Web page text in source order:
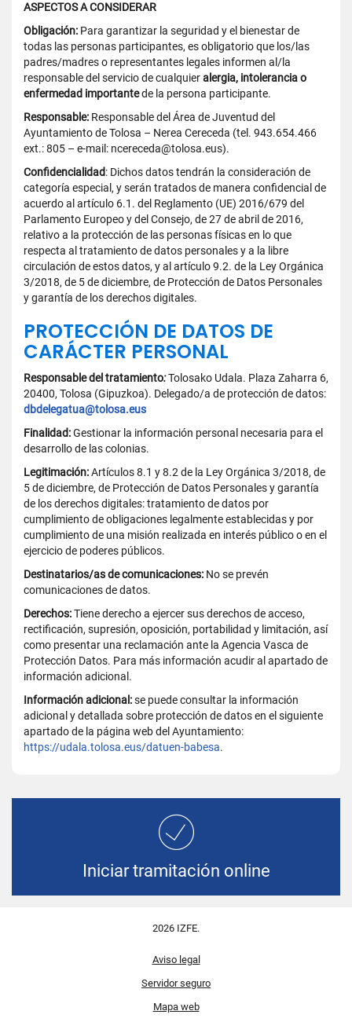
ASPECTOS A CONSIDERAR
Obligación: Para garantizar la seguridad y el bienestar de
todas las personas participantes, es obligatorio que los/las
padres/madres o representantes legales informen al/la
responsable del servicio de cualquieralergia, intolerancia o
enfermedad importantede la persona participante.
Responsable: Responsable del Área de Juventud del
Ayuntamiento de Tolosa – Nerea Cereceda (tel. 943.654.466
ext.: 805 – e-mail: ncereceda@tolosa.eus).
Confidencialidad: Dichos datos tendrán la consideración de
categoría especial, y serán tratados de manera confidencial de
acuerdo al artículo 6.1. del Reglamento (UE) 2016/679 del
Parlamento Europeo y del Consejo, de 27 de abril de 2016,
relativo a la protección de las personas físicas en lo que
respecta al tratamiento de datos personales y a la libre
circulación de estos datos, y al artículo 9.2. de la Ley Orgánica
3/2018, de 5 de diciembre, de Protección de Datos Personales
y garantía de los derechos digitales.
PROTECCIÓN DE DATOS DE
CARÁCTER PERSONAL
Responsable del tratamiento:Tolosako Udala. Plaza Zaharra 6,
20400, Tolosa (Gipuzkoa). Delegado/a de protección de datos:
dbdelegatua@tolosa.eus
Finalidad:Gestionar la información personal necesaria para el
desarrollo de las colonias.
Legitimación:Artículos 8.1 y 8.2 de la Ley Orgánica 3/2018, de
5 de diciembre, de Protección de Datos Personales y garantía
de los derechos digitales: tratamiento de datos por
cumplimiento de obligaciones legalmente establecidas y por
cumplimiento de una misión realizada en interés público o en el
ejercicio de poderes públicos.
Destinatarios/as de comunicaciones: No se prevén
comunicaciones de datos.
Derechos:Tiene derecho a ejercer sus derechos de acceso,
rectificación, supresión, oposición, portabilidad y limitación, así
como presentar una reclamación ante la Agencia Vasca de
Protección Datos. Para más información acudir al apartado de
información adicional.
Información adicional:se puede consultar la información
adicional y detallada sobre protección de datos en el siguiente
apartado de la página web del Ayuntamiento:
https://udala.tolosa.eus/datuen-babesa.
Iniciar tramitación online
2026 IZFE.
Aviso legal
Servidor seguro
Mapa web